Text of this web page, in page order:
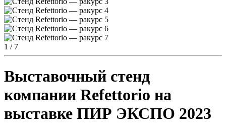
1 / 7
Выставочный стенд
компании Refettorio на
выставке ПИР ЭКСПО 2023